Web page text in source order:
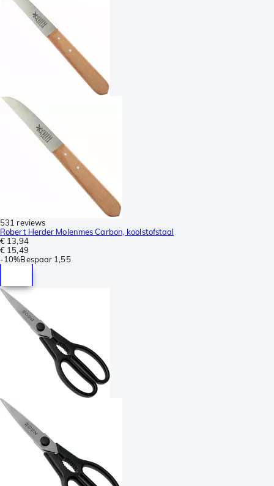
531 reviews
Robert Herder Molenmes Carbon, koolstofstaal
€ 13,94
€ 15,49
-10%Bespaar 1,55